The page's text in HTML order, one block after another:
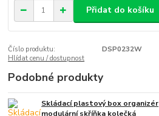
Přidat do košíku
Číslo produktu:
DSP0232W
Hlídat cenu / dostupnost
Podobné produkty
Skládací plastový box organizér
modulární skříňka kolečká